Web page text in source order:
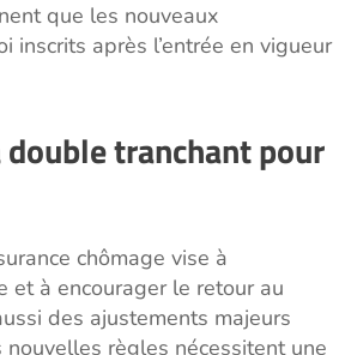
que les nouveaux
inscrits après l’entrée en vigueur
tranchant pour
chômage vise à
et à encourager le retour au
des ajustements majeurs
nouvelles règles nécessitent une